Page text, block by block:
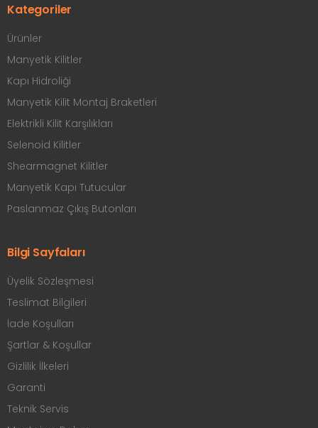
Kategoriler
Ürünler
Manyetik Kilitler
Kapı Hidroliği
Manyetik Kilit Montaj Braketleri
Elektrikli Kilit Karşılıkları
Selenoid Kilitler
Shearmagnet Kilitler
Manyetik Kapı Tutucular
Paslanmaz Çıkış Butonları
Bilgi Sayfaları
Üyelik Sözleşmesi
Teslimat Bilgileri
İade Koşulları
Şartlar & Koşullar
Gizlilik İlkeleri
Garanti
Teknik Servis